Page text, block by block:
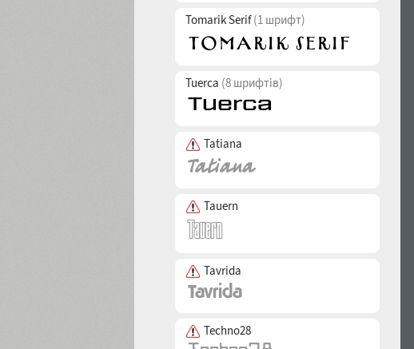
Tomarik Serif(1 шрифт)
Tuerca (8 шрифтів)
Tatiana
Tauern
Tavrida
Techno28